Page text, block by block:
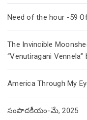
Need of the hour -59
The Invincible
“Venutiragani Vennela”
America Through My
సంపాదకీయం-మే, 2025